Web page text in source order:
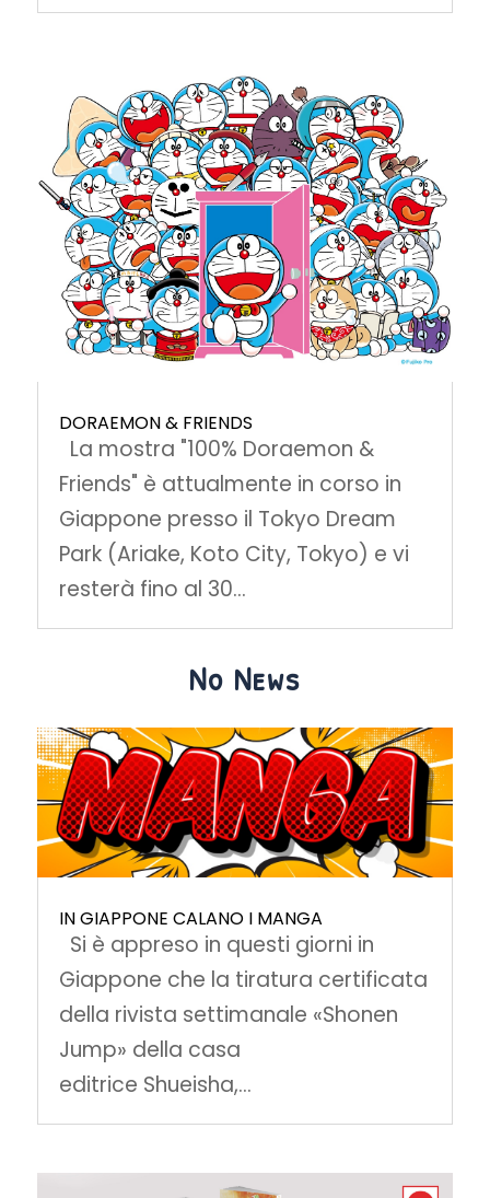
DORAEMON & FRIENDS
La mostra "100% Doraemon &
Friends" è attualmente in corso in
Giappone presso il Tokyo Dream
Park (Ariake, Koto City, Tokyo) e vi
resterà fino al 30...
No News
IN GIAPPONE CALANO I MANGA
Si è appreso in questi giorni in
Giappone che la tiratura certificata
della rivista settimanale «Shonen
Jump» della casa
editrice Shueisha,...